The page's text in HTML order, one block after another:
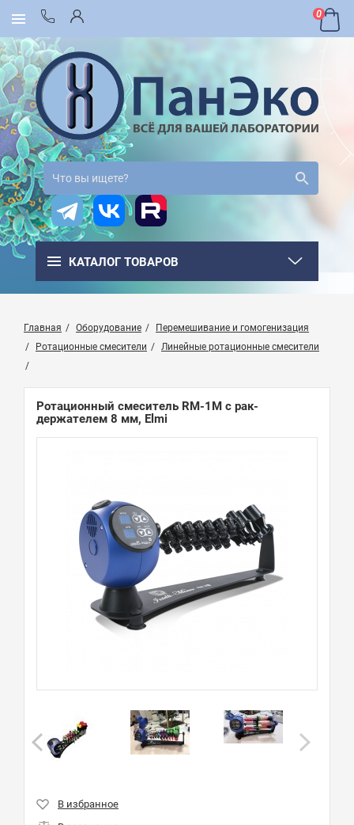
0
КАТАЛОГ ТОВАРОВ
Главная Оборудование
Перемешивание и гомогенизация
Ротационные смесители
Линейные ротационные смесители
Ротационный смеситель RM-1M с рак-
держателем 8 мм, Elmi